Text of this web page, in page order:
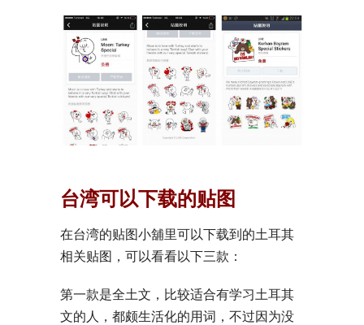
台湾可以下载的贴图
在台湾的贴图小舖里可以下载到的土耳其
相关贴图，可以看看以下三款：
第一款是全土文，比较适合有学习土耳其
文的人，都颇生活化的用词，不过因为没